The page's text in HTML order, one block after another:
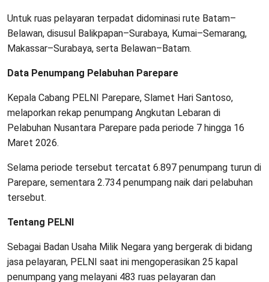
Untuk ruas pelayaran terpadat didominasi rute Batam–
Belawan, disusul Balikpapan–Surabaya, Kumai–Semarang,
Makassar–Surabaya, serta Belawan–Batam.
Data Penumpang Pelabuhan Parepare
Kepala Cabang PELNI Parepare, Slamet Hari Santoso,
melaporkan rekap penumpang Angkutan Lebaran di
Pelabuhan Nusantara Parepare pada periode 7 hingga 16
Maret 2026.
Selama periode tersebut tercatat 6.897 penumpang turun di
Parepare, sementara 2.734 penumpang naik dari pelabuhan
tersebut.
Tentang PELNI
Sebagai Badan Usaha Milik Negara yang bergerak di bidang
jasa pelayaran, PELNI saat ini mengoperasikan 25 kapal
penumpang yang melayani 483 ruas pelayaran dan